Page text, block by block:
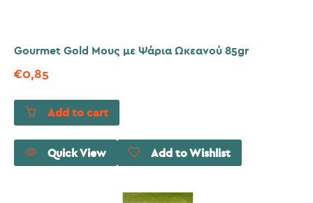
Gourmet Gold Μους με Ψάρια Ωκεανού 85gr
€0,85
Add to cart
Quick View Add to Wishlist